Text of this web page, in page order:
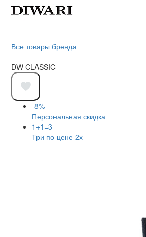
Все товары бренда
DW CLASSIC
-8%
Персональная скидка
1+1=3
Три по цене 2х